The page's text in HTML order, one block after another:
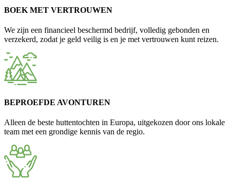
BOEK MET VERTROUWEN
We zijn een financieel beschermd bedrijf, volledig gebonden en
verzekerd, zodat je geld veilig is en je met vertrouwen kunt reizen.
BEPROEFDE AVONTUREN
Alleen de beste huttentochten in Europa, uitgekozen door ons lokale
team met een grondige kennis van de regio.